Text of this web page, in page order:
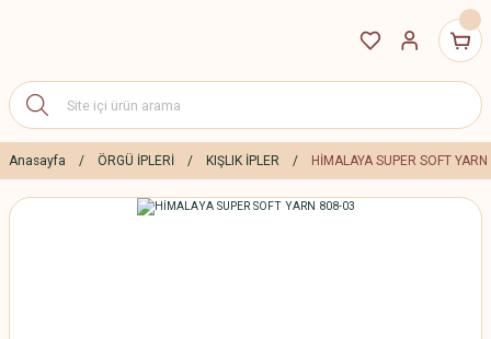
Anasayfa ÖRGÜ İPLERİ KIŞLIK İPLER HİMALAYA SUPER SOFT